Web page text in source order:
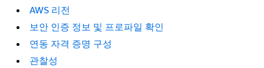
AWS 리전
보안 인증 정보 및 프로파일 확인
연동 자격 증명 구성
관찰성